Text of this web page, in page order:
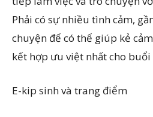
Phải có sự nhiều tình cảm,
chuyện để có thể giúp kẻ
kết hợp ưu việt nhất cho
E-kip sinh và trang điểm